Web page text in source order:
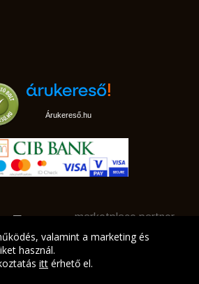
Árukereső.hu
marketplace partner
valamint a marketing és
használ.
itt érhető el.